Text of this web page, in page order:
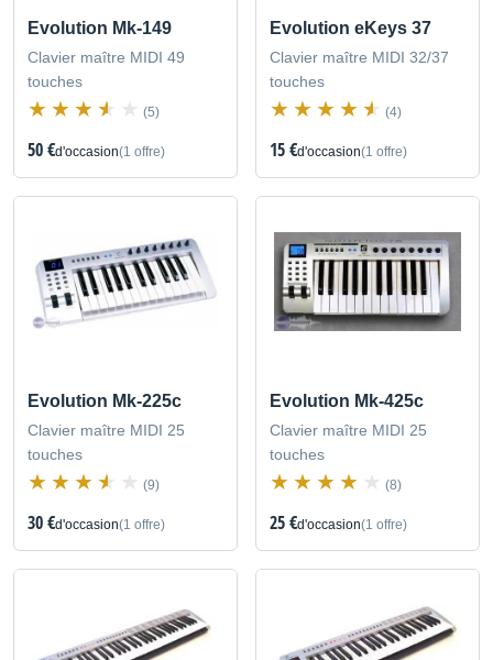
Evolution Mk-149
Clavier maître MIDI 49
touches
(5)
50 €d'occasion(1 offre)
Evolution eKeys 37
Clavier maître MIDI 32/37
touches
(4)
15 €d'occasion(1 offre)
Evolution Mk-225c
Clavier maître MIDI 25
touches
(9)
30 €d'occasion(1 offre)
Evolution Mk-425c
Clavier maître MIDI 25
touches
(8)
25 €d'occasion(1 offre)